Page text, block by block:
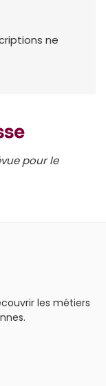
ne
pour le
les métiers